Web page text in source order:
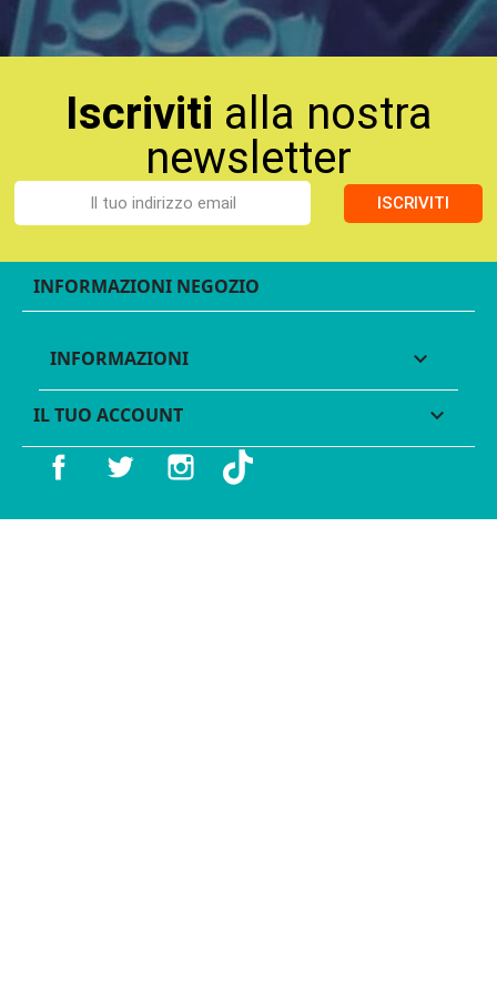
Iscriviti alla nostra
newsletter
ISCRIVITI
INFORMAZIONI NEGOZIO
INFORMAZIONI 
IL TUO ACCOUNT 
Facebook Twitter Instagram